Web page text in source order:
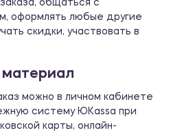
общаться с
оформлять любые другие
скидки, участвовать в
материал
можно в личном кабинете
систему ЮKassа при
карты, онлайн-